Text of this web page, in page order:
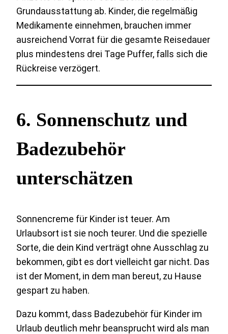
Grundausstattung ab. Kinder, die regelmäßig
Medikamente einnehmen, brauchen immer
ausreichend Vorrat für die gesamte Reisedauer
plus mindestens drei Tage Puffer, falls sich die
Rückreise verzögert.
6. Sonnenschutz und
Badezubehör
unterschätzen
Sonnencreme für Kinder ist teuer. Am
Urlaubsort ist sie noch teurer. Und die spezielle
Sorte, die dein Kind verträgt ohne Ausschlag zu
bekommen, gibt es dort vielleicht gar nicht. Das
ist der Moment, in dem man bereut, zu Hause
gespart zu haben.
Dazu kommt, dass Badezubehör für Kinder im
Urlaub deutlich mehr beansprucht wird als man